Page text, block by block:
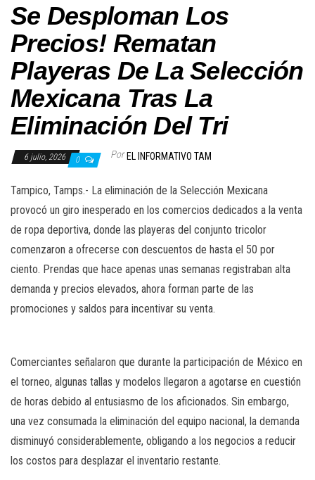
Se Desploman Los
Precios! Rematan
Playeras De La Selección
Mexicana Tras La
Eliminación Del Tri
6 julio, 2026 0 Por EL INFORMATIVO TAM
Tampico, Tamps.- La eliminación de la Selección Mexicana
provocó un giro inesperado en los comercios dedicados a la venta
de ropa deportiva, donde las playeras del conjunto tricolor
comenzaron a ofrecerse con descuentos de hasta el 50 por
ciento. Prendas que hace apenas unas semanas registraban alta
demanda y precios elevados, ahora forman parte de las
promociones y saldos para incentivar su venta.
Comerciantes señalaron que durante la participación de México en
el torneo, algunas tallas y modelos llegaron a agotarse en cuestión
de horas debido al entusiasmo de los aficionados. Sin embargo,
una vez consumada la eliminación del equipo nacional, la demanda
disminuyó considerablemente, obligando a los negocios a reducir
los costos para desplazar el inventario restante.